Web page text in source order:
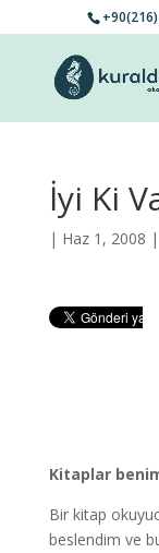
İyi Ki
| Haz 1, 2008 |
Kitaplar
Bir kitap
beslendim ve